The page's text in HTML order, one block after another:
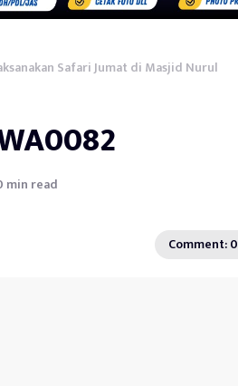
Safari Jumat di Masjid Nurul
min read
Comment: 0